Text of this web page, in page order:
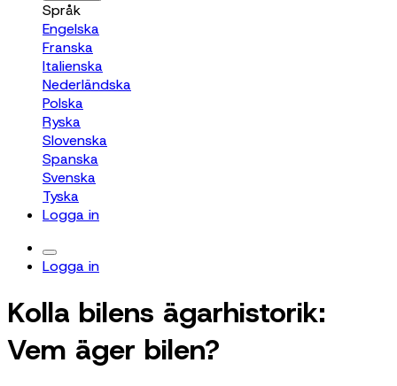
Språk
Engelska
Franska
Italienska
Nederländska
Polska
Ryska
Slovenska
Spanska
Svenska
Tyska
Logga in
Logga in
Kolla bilens ägarhistorik:
Vem äger bilen?